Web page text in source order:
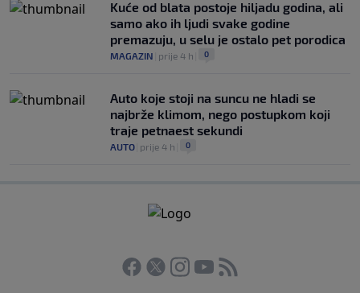
Kuće od blata postoje hiljadu godina, ali
samo ako ih ljudi svake godine
premazuju, u selu je ostalo pet porodica
MAGAZIN prije 4 h 0
Auto koje stoji na suncu ne hladi se
najbrže klimom, nego postupkom koji
traje petnaest sekundi
AUTO prije 4 h 0